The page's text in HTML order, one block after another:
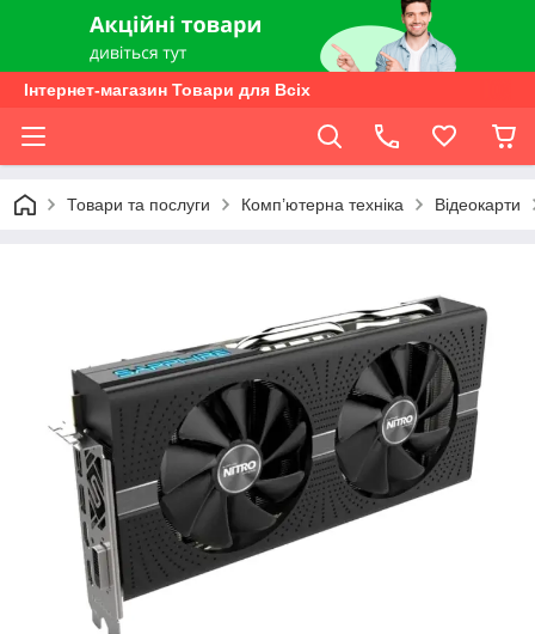
Інтернет-магазин Товари для Всіх
Товари та послуги Комп’ютерна техніка Відеокарти